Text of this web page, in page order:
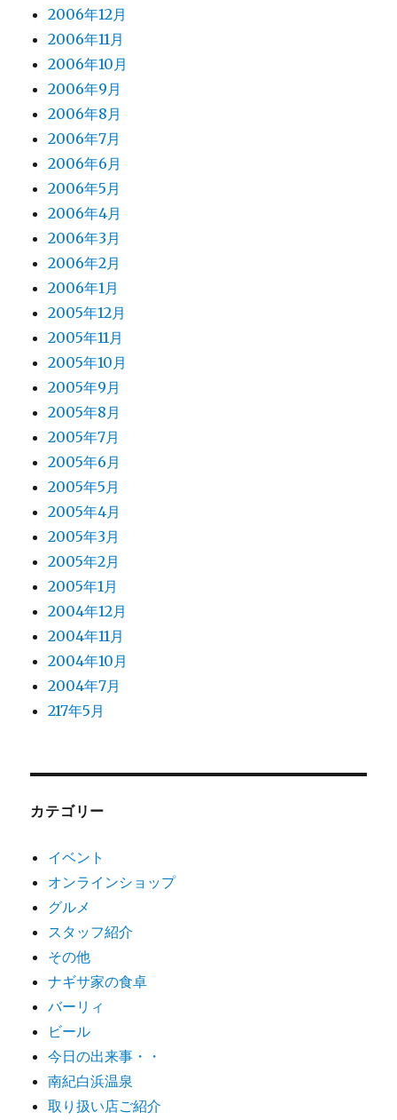
2006年12月
2006年11月
2006年10月
2006年9月
2006年8月
2006年7月
2006年6月
2006年5月
2006年4月
2006年3月
2006年2月
2006年1月
2005年12月
2005年11月
2005年10月
2005年9月
2005年8月
2005年7月
2005年6月
2005年5月
2005年4月
2005年3月
2005年2月
2005年1月
2004年12月
2004年11月
2004年10月
2004年7月
217年5月
カテゴリー
イベント
オンラインショップ
グルメ
スタッフ紹介
その他
ナギサ家の食卓
バーリィ
ビール
今日の出来事・・
南紀白浜温泉
取り扱い店ご紹介